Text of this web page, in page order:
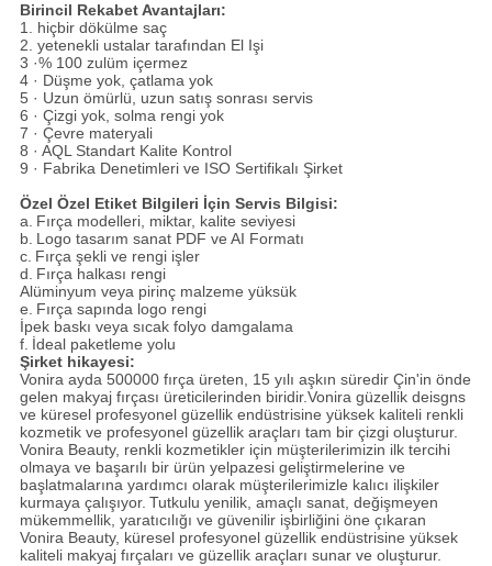
Birincil Rekabet Avantajları:
1. hiçbir dökülme saç
2. yetenekli ustalar tarafından El Işi
3 ·% 100 zulüm içermez
4 · Düşme yok, çatlama yok
5 · Uzun ömürlü, uzun satış sonrası servis
6 · Çizgi yok, solma rengi yok
7 · Çevre materyali
8 · AQL Standart Kalite Kontrol
9 · Fabrika Denetimleri ve ISO Sertifikalı Şirket
Özel Özel Etiket Bilgileri İçin Servis Bilgisi:
a. Fırça modelleri, miktar, kalite seviyesi
b. Logo tasarım sanat PDF ve AI Formatı
c. Fırça şekli ve rengi işler
d. Fırça halkası rengi
Alüminyum veya pirinç malzeme yüksük
e. Fırça sapında logo rengi
İpek baskı veya sıcak folyo damgalama
f. İdeal paketleme yolu
Şirket hikayesi:
Vonira ayda 500000 fırça üreten, 15 yılı aşkın süredir Çin'in önde
gelen makyaj fırçası üreticilerinden biridir.Vonira güzellik deisgns
ve küresel profesyonel güzellik endüstrisine yüksek kaliteli renkli
kozmetik ve profesyonel güzellik araçları tam bir çizgi oluşturur.
Vonira Beauty, renkli kozmetikler için müşterilerimizin ilk tercihi
olmaya ve başarılı bir ürün yelpazesi geliştirmelerine ve
başlatmalarına yardımcı olarak müşterilerimizle kalıcı ilişkiler
kurmaya çalışıyor. Tutkulu yenilik, amaçlı sanat, değişmeyen
mükemmellik, yaratıcılığı ve güvenilir işbirliğini öne çıkaran
Vonira Beauty, küresel profesyonel güzellik endüstrisine yüksek
kaliteli makyaj fırçaları ve güzellik araçları sunar ve oluşturur.